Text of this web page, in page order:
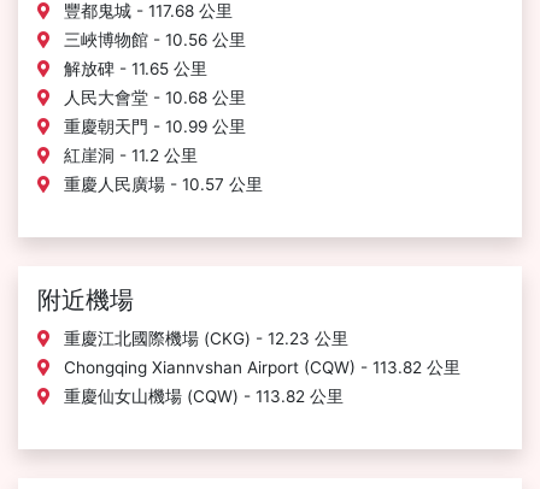
豐都鬼城 - 117.68 公里
三峽博物館 - 10.56 公里
解放碑 - 11.65 公里
人民大會堂 - 10.68 公里
重慶朝天門 - 10.99 公里
紅崖洞 - 11.2 公里
重慶人民廣場 - 10.57 公里
附近機場
重慶江北國際機場 (CKG) - 12.23 公里
Chongqing Xiannvshan Airport (CQW) - 113.82 公里
重慶仙女山機場 (CQW) - 113.82 公里